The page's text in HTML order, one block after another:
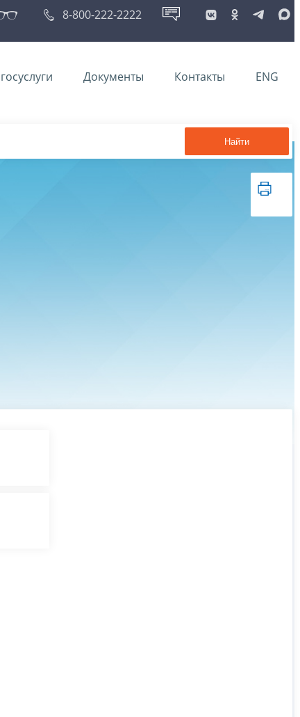
8-800-222-2222
Документы Контакты ENG
Найти